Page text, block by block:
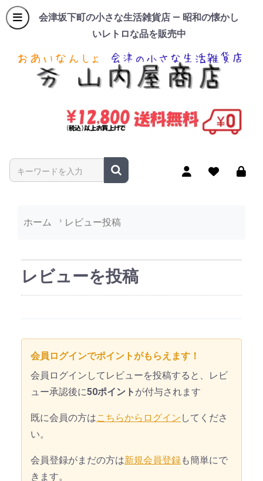
会津坂下町の小さな生活雑貨店 — 昭和の懐かし
いレトロな品を販売中
商品名やキーワードを入力
ホーム レビュー投稿
レビューを投稿
会員ログインでポイントがもらえます！
会員ログインしてレビューを投稿すると、レビ
ュー承認後に50ポイント が付与されます
既に会員の方はこちらからログイン してくださ
い。
会員登録がまだの方は新規会員登録も簡単にで
きます。